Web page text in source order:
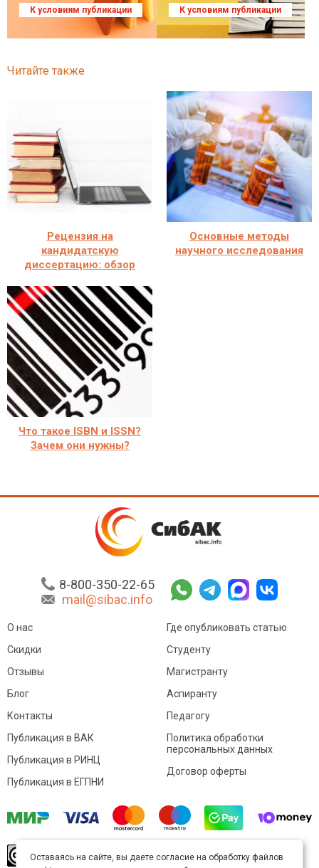
К условиям публикации К условиям публикации
Читайте также
Рецензия на
кандидатскую
диссертацию: обзор
Основные методы
научного исследования
Что такое ISBN и ISSN?
Зачем они нужны?
8-800-350-22-65
mail@sibac.info
О нас
Скидки
Отзывы
Блог
Контакты
Где опубликовать статью
Студенту
Магистранту
Аспиранту
Педагогу
Публикация в ВАК
Публикация в РИНЦ
Публикация в ЕГПНИ
Политика обработки
персональных данных
Договор оферты
произведение доступно полицензии Creative
Оставаясь на сайте, вы даете согласие на обработку файлов